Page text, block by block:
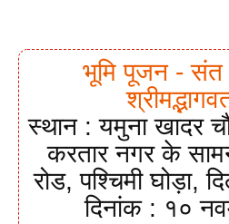
भूमि पूजन - संत
स्थान : यमुना खादर
करतार नगर के
रोड, पश्चिमी घोड़ा,
दिनांक : १०